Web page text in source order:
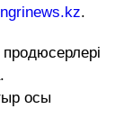
.
осы